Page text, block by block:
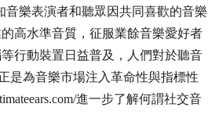
樂表演者和聽眾因共同喜歡的音樂
高水準音質，征服業餘音樂愛好者
行動裝置日益普及，人們對於聽音
是為音樂市場注入革命性與指標性
進一步了解何謂社交音